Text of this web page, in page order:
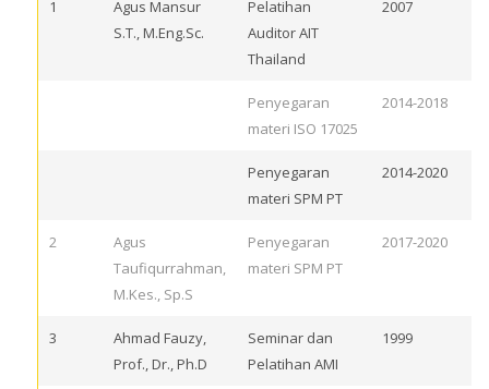
1
Agus Mansur
S.T., M.Eng.Sc.
Pelatihan
Auditor AIT
Thailand
2007
Penyegaran
materi ISO 17025
2014-2018
Penyegaran
materi SPM PT
2014-2020
2
Agus
Taufiqurrahman,
M.Kes., Sp.S
Penyegaran
materi SPM PT
2017-2020
3
Ahmad Fauzy,
Prof., Dr., Ph.D
Seminar dan
Pelatihan AMI
1999